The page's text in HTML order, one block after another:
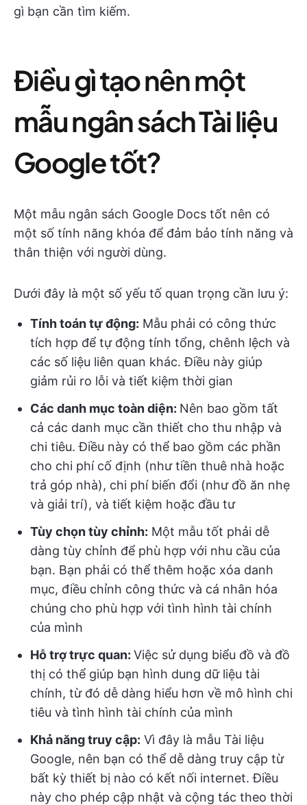
gì bạn cần tìm kiếm.
Điều gì tạo nên một
mẫu ngân sách Tài liệu
Google tốt?
Một mẫu ngân sách Google Docs tốt nên có
một số tính năng khóa để đảm bảo tính năng và
thân thiện với người dùng.
Dưới đây là một số yếu tố quan trọng cần lưu ý:
Tính toán tự động: Mẫu phải có công thức
tích hợp để tự động tính tổng, chênh lệch và
các số liệu liên quan khác. Điều này giúp
giảm rủi ro lỗi và tiết kiệm thời gian
Các danh mục toàn diện: Nên bao gồm tất
cả các danh mục cần thiết cho thu nhập và
chi tiêu. Điều này có thể bao gồm các phần
cho chi phí cố định (như tiền thuê nhà hoặc
trả góp nhà), chi phí biến đổi (như đồ ăn nhẹ
và giải trí), và tiết kiệm hoặc đầu tư
Tùy chọn tùy chỉnh: Một mẫu tốt phải dễ
dàng tùy chỉnh để phù hợp với nhu cầu của
bạn. Bạn phải có thể thêm hoặc xóa danh
mục, điều chỉnh công thức và cá nhân hóa
chúng cho phù hợp với tình hình tài chính
của mình
Hỗ trợ trực quan: Việc sử dụng biểu đồ và đồ
thị có thể giúp bạn hình dung dữ liệu tài
chính, từ đó dễ dàng hiểu hơn về mô hình chi
tiêu và tình hình tài chính của mình
Khả năng truy cập: Vì đây là mẫu Tài liệu
Google, nên bạn có thể dễ dàng truy cập từ
bất kỳ thiết bị nào có kết nối internet. Điều
này cho phép cập nhật và cộng tác theo thời